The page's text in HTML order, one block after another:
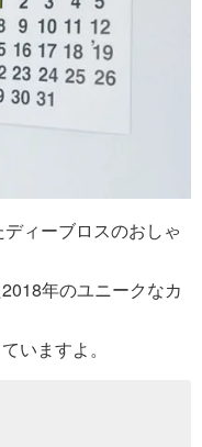
ィーブロスのおしゃ
年のユニークなカ
いますよ。